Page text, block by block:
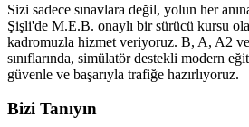
Sizi sadece sınavlara değil, yolun her
Şişli'de M.E.B. onaylı bir sürücü kursu
kadromuzla hizmet veriyoruz. B, A, A2
sınıflarında, simülatör destekli modern
güvenle ve başarıyla trafiğe hazırlıyoruz.
Bizi Tanıyın